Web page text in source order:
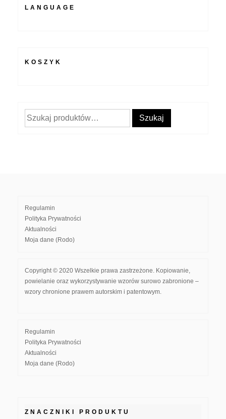
LANGUAGE
KOSZYK
Szukaj: Szukaj
Regulamin
Polityka Prywatności
Aktualności
Moja dane (Rodo)
Copyright © 2020 Wszelkie prawa zastrzeżone. Kopiowanie,
powielanie oraz wykorzystywanie wzorów surowo zabronione –
wzory chronione prawem autorskim i patentowym.
Regulamin
Polityka Prywatności
Aktualności
Moja dane (Rodo)
ZNACZNIKI PRODUKTU